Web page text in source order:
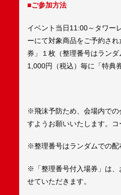
■ご参加方法
イベント当日11:00～タワー
ーにて対象商品をご予約さ
券」１枚（整理番号はラン
1,000円（税込）毎に「特典
※飛沫予防ため、会場内での
すようお願いいたします。コ
※整理番号はランダムでの配
※「整理番号付入場券」は、
せていただきます。